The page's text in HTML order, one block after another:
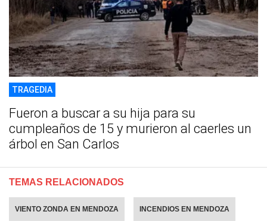
TRAGEDIA
Fueron a buscar a su hija para su
cumpleaños de 15 y murieron al caerles un
árbol en San Carlos
TEMAS RELACIONADOS
VIENTO ZONDA EN MENDOZA INCENDIOS EN MENDOZA